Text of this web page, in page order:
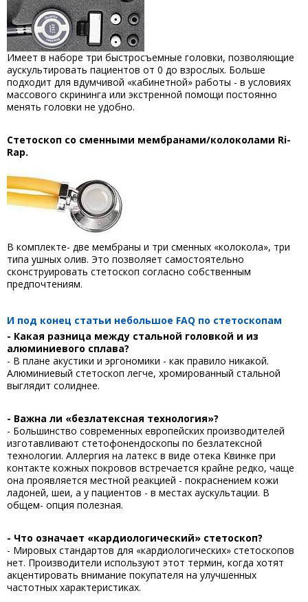
Имеет в наборе три быстросъемные головки, позволяющие
аускультировать пациентов от 0 до взрослых. Больше
подходит для вдумчивой «кабинетной» работы - в условиях
массового скрининга или экстренной помощи постоянно
менять головки не удобно.
Стетоскоп со сменными мембранами/колоколами Ri-
Rap.
В комплекте- две мембраны и три сменных «колокола», три
типа ушных олив. Это позволяет самостоятельно
сконструировать стетоскоп согласно собственным
предпочтениям.
И под конец статьи небольшое FAQ по стетоскопам
- Какая разница между стальной головкой и из
алюминиевого сплава?
- В плане акустики и эргономики - как правило никакой.
Алюминиевый стетоскоп легче, хромированный стальной
выглядит солиднее.
- Важна ли «безлатексная технология»?
- Большинство современных европейских производителей
изготавливают стетофонендоскопы по безлатексной
технологии. Аллергия на латекс в виде отека Квинке при
контакте кожных покровов встречается крайне редко, чаще
она проявляется местной реакцией - покраснением кожи
ладоней, шеи, а у пациентов - в местах аускультации. В
общем- опция полезная.
- Что означает «кардиологический» стетоскоп?
- Мировых стандартов для «кардиологических» стетоскопов
нет. Производители используют этот термин, когда хотят
акцентировать внимание покупателя на улучшенных
частотных характеристиках.